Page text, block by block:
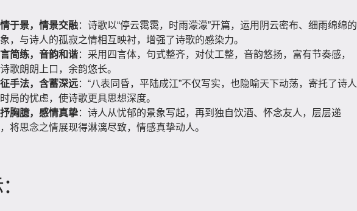
于景，情景交融：诗歌以“停云霭霭，时雨濛濛”开篇，运用阴云密布、细雨绵绵的
，与诗人的孤寂之情相互映衬，增强了诗歌的感染力。
简练，音韵和谐：采用四言体，句式整齐，对仗工整，音韵悠扬，富有节奏感，
歌朗朗上口，余韵悠长。
手法，含蓄深远：“八表同昏，平陆成江”不仅写实，也隐喻天下动荡，寄托了诗人
局的忧虑，使诗歌更具思想深度。
胸臆，感情真挚：诗人从忧郁的景象写起，再到独自饮酒、怀念友人，层层递
将思念之情展现得淋漓尽致，情感真挚动人。